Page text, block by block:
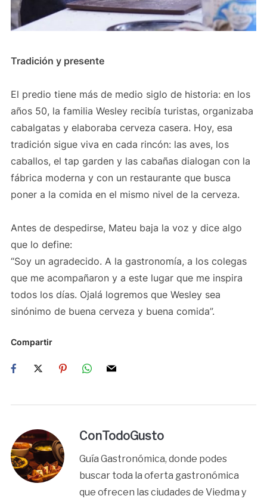
Tradición y presente
El predio tiene más de medio siglo de historia: en los
años 50, la familia Wesley recibía turistas, organizaba
cabalgatas y elaboraba cerveza casera. Hoy, esa
tradición sigue viva en cada rincón: las aves, los
caballos, el tap garden y las cabañas dialogan con la
fábrica moderna y con un restaurante que busca
poner a la comida en el mismo nivel de la cerveza.
Antes de despedirse, Mateu baja la voz y dice algo
que lo define:
“Soy un agradecido. A la gastronomía, a los colegas
que me acompañaron y a este lugar que me inspira
todos los días. Ojalá logremos que Wesley sea
sinónimo de buena cerveza y buena comida”.
Compartir
ConTodoGusto
Guía Gastronómica, donde podes
buscar toda la oferta gastronómica
que ofrecen las ciudades de Viedma y